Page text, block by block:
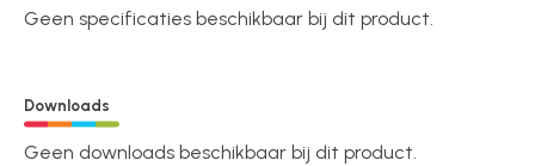
Geen specificaties beschikbaar bij dit product.
Downloads
Geen downloads beschikbaar bij dit product.